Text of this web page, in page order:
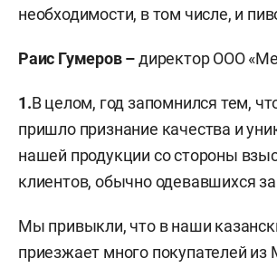
необходимости, в том числе, и
Раис Гумеров –директор ООО
1.В целом, год запомнился тем,
пришло признание качества и
нашей продукции со стороны
клиентов, обычно одевавшихся
Мы привыкли, что в наши
приезжает много покупателей